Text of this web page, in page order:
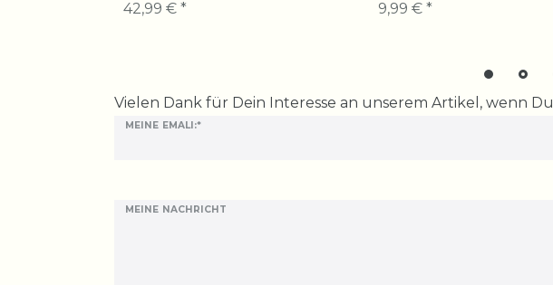
42,99 € * 9,99 € *
Vielen Dank für Dein Interesse an unserem Artikel, wenn Du
MEINE EMALI:*
MEINE NACHRICHT
Ceres::Template.mailFormHoneypotLabel